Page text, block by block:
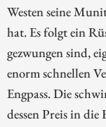
Westen seine
hat. Es folgt ein
gezwungen sind,
enorm schnellen
Engpass. Die
dessen Preis in